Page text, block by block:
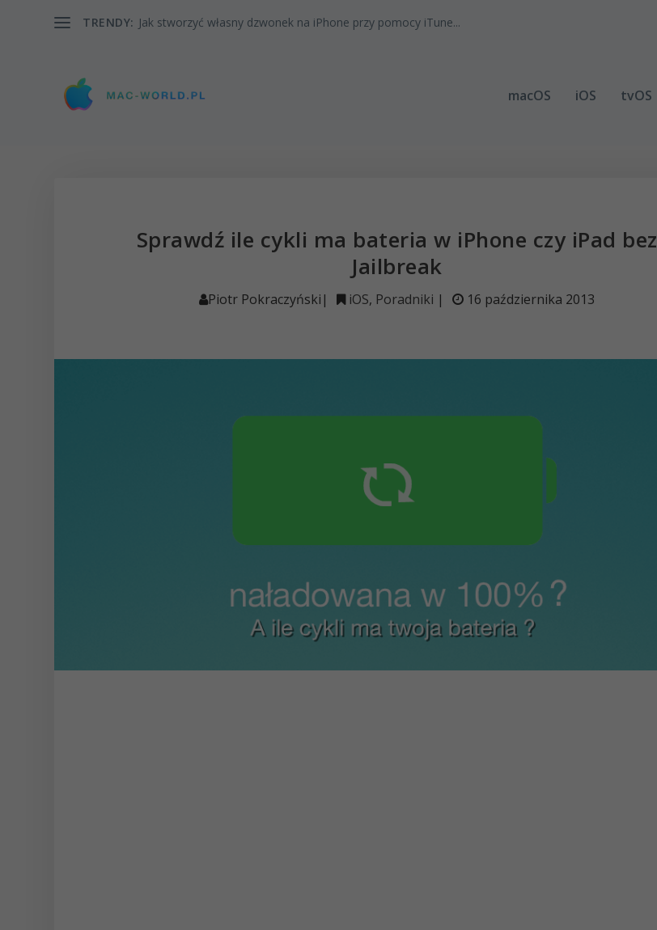
TRENDY: Jak stworzyć własny dzwonek na iPhone przy pomocy iTune...
macOS iOS tvOS
Sprawdź ile cykli ma bateria w iPhone czy iPad bez
Jailbreak
Piotr Pokraczyński | iOS, Poradniki | 16 października 2013